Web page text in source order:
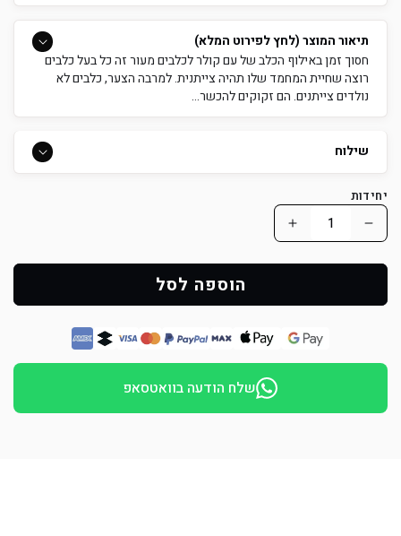
תיאור המוצר (לחץ לפירוט המלא)
חסוך זמן באילוף הכלב של עם קולר לכלבים מעור זה כל בעל כלבים
רוצה שחיית המחמד שלו תהיה צייתנית. למרבה הצער, כלבים לא
נולדים צייתנים. הם זקוקים להכשר...
שילוח
יחידות
הפחת
כמות
קולר
הוסף
כמות
קולר
חנק
בתפירה
ידנית
הוספה לסל
שלח הודעה בוואטסאפ